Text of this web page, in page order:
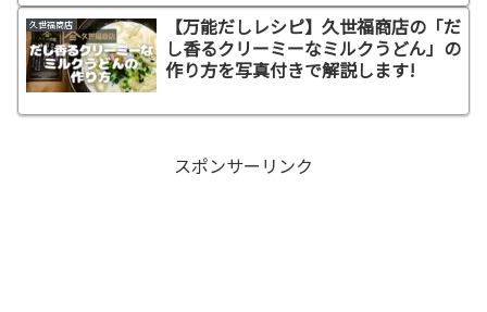
久世福商店
【万能だしレシピ】久世福商店の「だ
し香るクリーミーなミルクうどん」の
作り方を写真付きで解説します!
スポンサーリンク